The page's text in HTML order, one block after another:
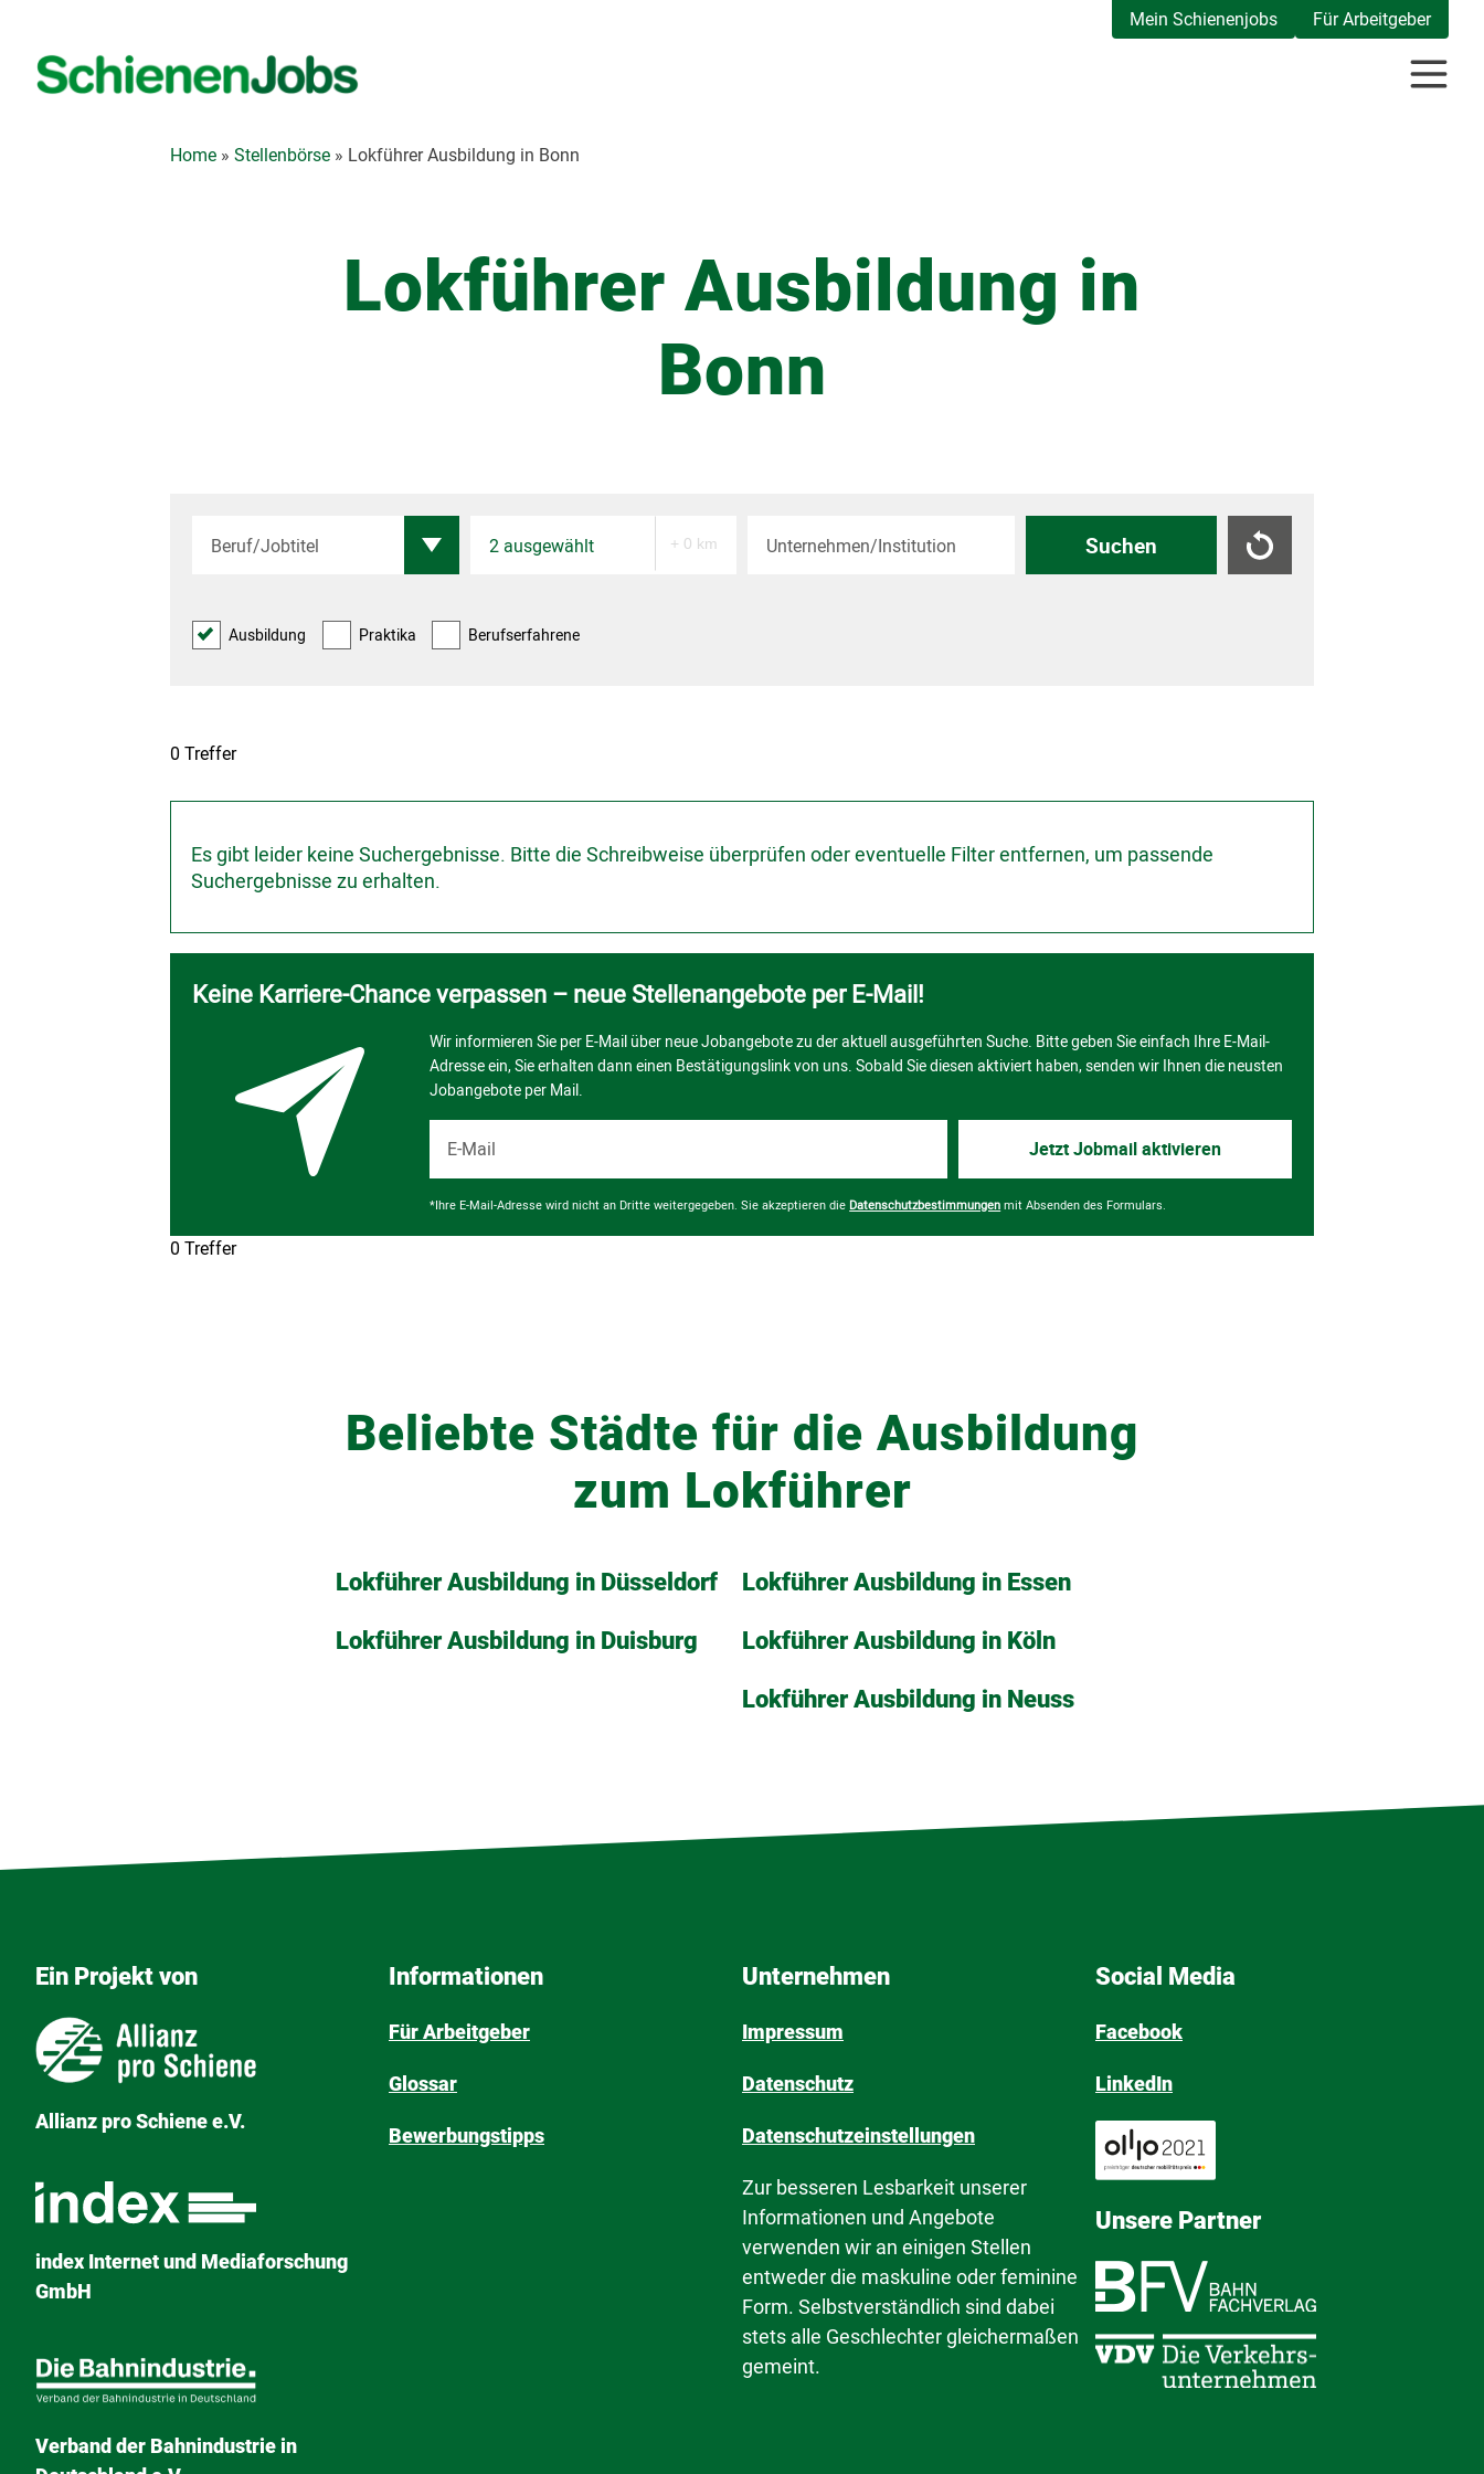
springen
Mein Schienenjobs Für Arbeitgeber
Home » Stellenbörse » Lokführer Ausbildung in Bonn
Lokführer Ausbildung in
Bonn
Beliebte Städte für die Ausbildung
zum Lokführer
Lokführer Ausbildung in Düsseldorf
Lokführer Ausbildung in Duisburg
Lokführer Ausbildung in Essen
Lokführer Ausbildung in Köln
Lokführer Ausbildung in Neuss
Ein Projekt von
Allianz pro Schiene e.V.
index Internet und Mediaforschung
GmbH
Verband der Bahnindustrie in
Informationen
Für Arbeitgeber
Glossar
Bewerbungstipps
Unternehmen
Impressum
Datenschutz
Datenschutzeinstellungen
Zur besseren Lesbarkeit unserer
Informationen und Angebote
verwenden wir an einigen Stellen
entweder die maskuline oder feminine
Form. Selbstverständlich sind dabei
stets alle Geschlechter gleichermaßen
gemeint.
Social Media
Facebook
LinkedIn
Unsere Partner